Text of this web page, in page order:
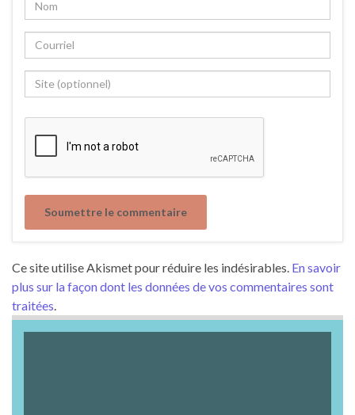
Ce site utilise Akismet pour réduire les indésirables. En savoir
plus sur la façon dont les données de vos commentaires sont
traitées.